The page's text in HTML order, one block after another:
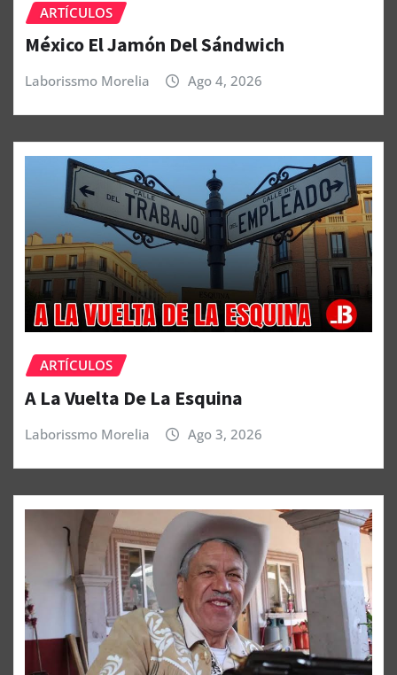
ARTÍCULOS
México El Jamón Del Sándwich
Laborissmo Morelia Ago 4, 2026
ARTÍCULOS
A La Vuelta De La Esquina
Laborissmo Morelia Ago 3, 2026